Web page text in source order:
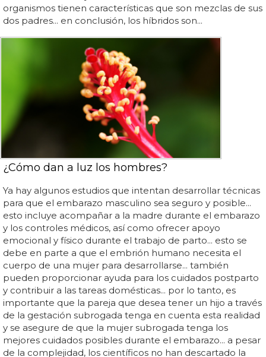
organismos tienen características que son mezclas de sus
dos padres... en conclusión, los híbridos son...
¿Cómo dan a luz los hombres?
Ya hay algunos estudios que intentan desarrollar técnicas
para que el embarazo masculino sea seguro y posible...
esto incluye acompañar a la madre durante el embarazo
y los controles médicos, así como ofrecer apoyo
emocional y físico durante el trabajo de parto... esto se
debe en parte a que el embrión humano necesita el
cuerpo de una mujer para desarrollarse... también
pueden proporcionar ayuda para los cuidados postparto
y contribuir a las tareas domésticas... por lo tanto, es
importante que la pareja que desea tener un hijo a través
de la gestación subrogada tenga en cuenta esta realidad
y se asegure de que la mujer subrogada tenga los
mejores cuidados posibles durante el embarazo... a pesar
de la complejidad, los científicos no han descartado la